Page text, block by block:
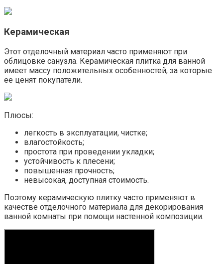
Керамическая
Этот отделочный материал часто применяют при
облицовке санузла. Керамическая плитка для ванной
имеет массу положительных особенностей, за которые
ее ценят покупатели.
Плюсы:
легкость в эксплуатации, чистке;
влагостойкость;
простота при проведении укладки;
устойчивость к плесени;
повышенная прочность;
невысокая, доступная стоимость.
Поэтому керамическую плитку часто применяют в
качестве отделочного материала для декорирования
ванной комнаты при помощи настенной композиции.